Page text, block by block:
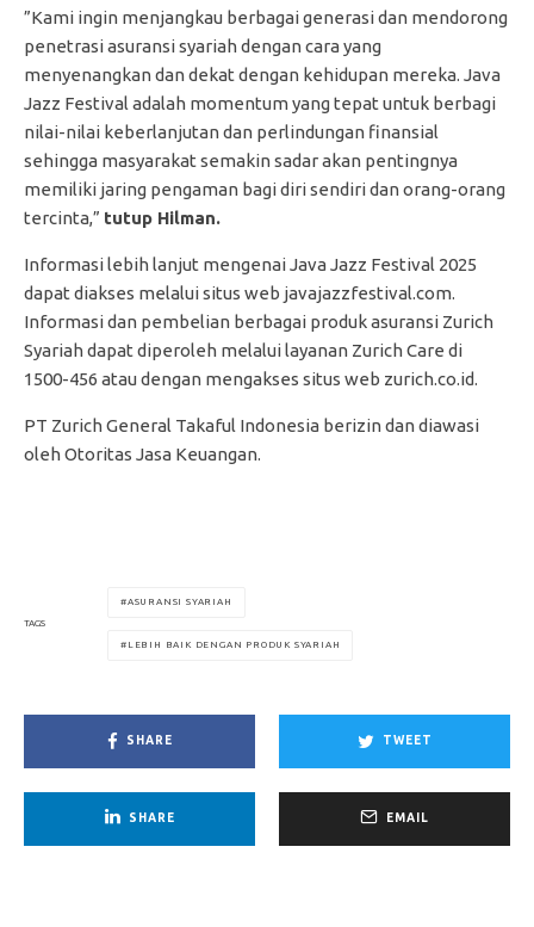
”Kami ingin menjangkau berbagai generasi dan mendorong
penetrasi asuransi syariah dengan cara yang
menyenangkan dan dekat dengan kehidupan mereka. Java
Jazz Festival adalah momentum yang tepat untuk berbagi
nilai-nilai keberlanjutan dan perlindungan finansial
sehingga masyarakat semakin sadar akan pentingnya
memiliki jaring pengaman bagi diri sendiri dan orang-orang
tercinta,” tutup Hilman.
Informasi lebih lanjut mengenai Java Jazz Festival 2025
dapat diakses melalui situs web javajazzfestival.com.
Informasi dan pembelian berbagai produk asuransi Zurich
Syariah dapat diperoleh melalui layanan Zurich Care di
1500-456 atau dengan mengakses situs web zurich.co.id.
PT Zurich General Takaful Indonesia berizin dan diawasi
oleh Otoritas Jasa Keuangan.
TAGS
ASURANSI SYARIAH
LEBIH BAIK DENGAN PRODUK SYARIAH
SHARE TWEET
SHARE EMAIL